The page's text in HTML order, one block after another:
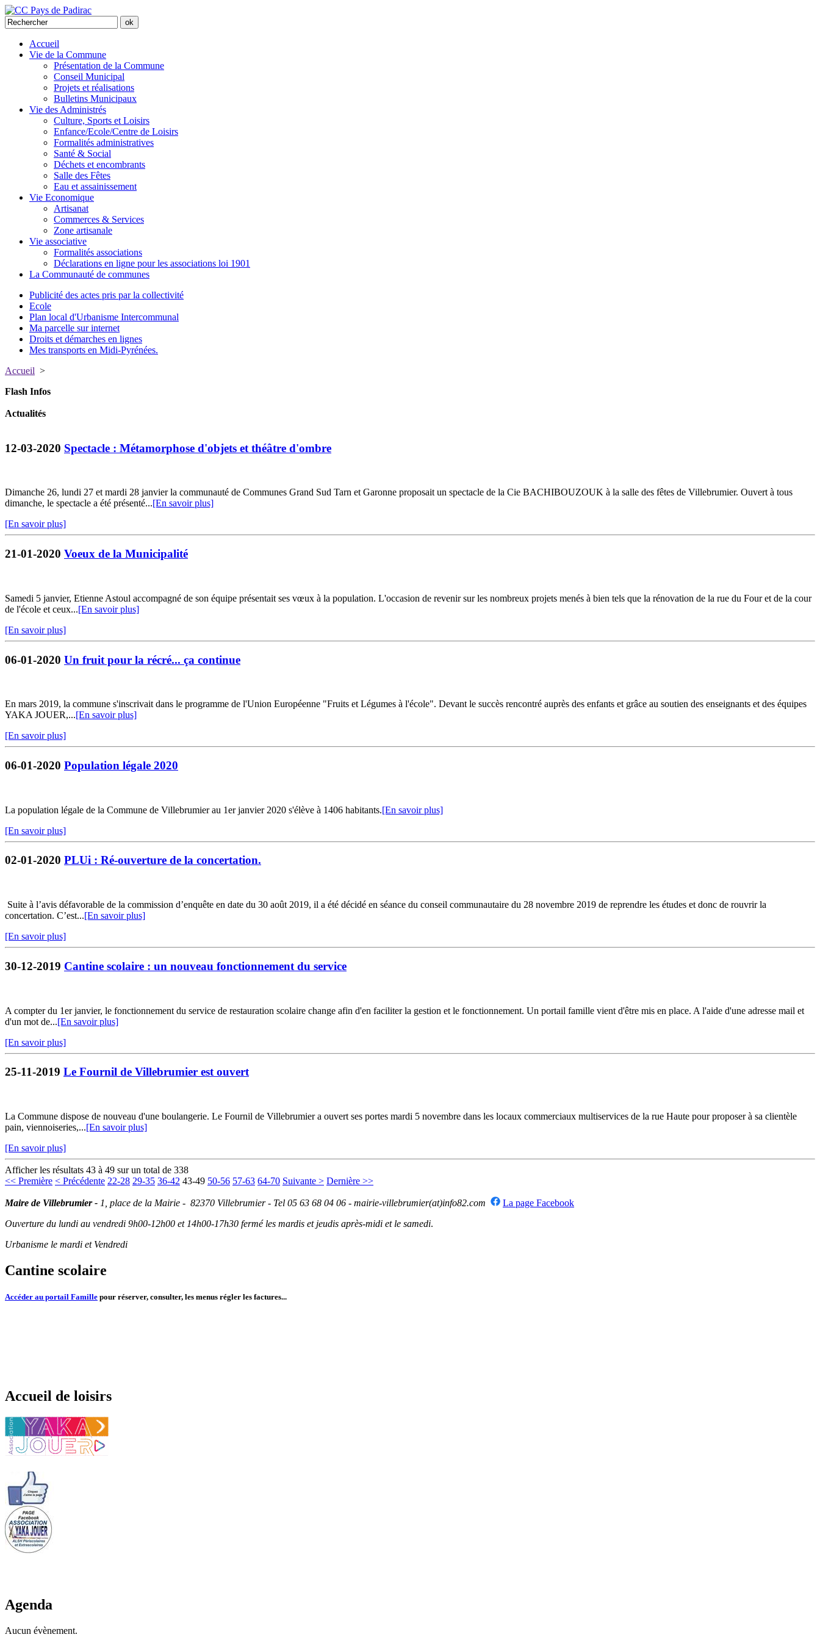
Accueil
Vie de la Commune
Présentation de la Commune
Conseil Municipal
Projets et réalisations
Bulletins Municipaux
Vie des Administrés
Culture, Sports et Loisirs
Enfance/Ecole/Centre de Loisirs
Formalités administratives
Santé & Social
Déchets et encombrants
Salle des Fêtes
Eau et assainissement
Vie Economique
Artisanat
Commerces & Services
Zone artisanale
Vie associative
Formalités associations
Déclarations en ligne pour les associations loi 1901
La Communauté de communes
Publicité des actes pris par la collectivité
Ecole
Plan local d'Urbanisme Intercommunal
Ma parcelle sur internet
Droits et démarches en lignes
Mes transports en Midi-Pyrénées.
Accueil >
Flash Infos
Actualités
12-03-2020 Spectacle : Métamorphose d'objets et théâtre d'ombre
Dimanche 26, lundi 27 et mardi 28 janvier la communauté de Communes Grand Sud Tarn et Garonne proposait un spectacle de la Cie BACHIBOUZOUK à la salle des fêtes de Villebrumier. Ouvert à tous
dimanche, le spectacle a été présenté...[En savoir plus]
[En savoir plus]
21-01-2020 Voeux de la Municipalité
Samedi 5 janvier, Etienne Astoul accompagné de son équipe présentait ses vœux à la population. L'occasion de revenir sur les nombreux projets menés à bien tels que la rénovation de la rue du Four et de la cour
de l'école et ceux...[En savoir plus]
[En savoir plus]
06-01-2020 Un fruit pour la récré... ça continue
En mars 2019, la commune s'inscrivait dans le programme de l'Union Européenne "Fruits et Légumes à l'école". Devant le succès rencontré auprès des enfants et grâce au soutien des enseignants et des équipes
YAKA JOUER,...[En savoir plus]
[En savoir plus]
06-01-2020 Population légale 2020
La population légale de la Commune de Villebrumier au 1er janvier 2020 s'élève à 1406 habitants.[En savoir plus]
[En savoir plus]
02-01-2020 PLUi : Ré-ouverture de la concertation.
Suite à l’avis défavorable de la commission d’enquête en date du 30 août 2019, il a été décidé en séance du conseil communautaire du 28 novembre 2019 de reprendre les études et donc de rouvrir la
concertation. C’est...[En savoir plus]
[En savoir plus]
30-12-2019 Cantine scolaire : un nouveau fonctionnement du service
A compter du 1er janvier, le fonctionnement du service de restauration scolaire change afin d'en faciliter la gestion et le fonctionnement. Un portail famille vient d'être mis en place. A l'aide d'une adresse mail et
d'un mot de...[En savoir plus]
[En savoir plus]
25-11-2019 Le Fournil de Villebrumier est ouvert
La Commune dispose de nouveau d'une boulangerie. Le Fournil de Villebrumier a ouvert ses portes mardi 5 novembre dans les locaux commerciaux multiservices de la rue Haute pour proposer à sa clientèle
pain, viennoiseries,...[En savoir plus]
[En savoir plus]
Afficher les résultats 43 à 49 sur un total de 338
<< Première < Précédente 22-28 29-35 36-42 43-49 50-56 57-63 64-70 Suivante > Dernière >>
Maire de Villebrumier - 1, place de la Mairie - 82370 Villebrumier - Tel 05 63 68 04 06 - mairie-villebrumier(at)info82.com
La page Facebook
Ouverture du lundi au vendredi 9h00-12h00 et 14h00-17h30 fermé les mardis et jeudis après-midi et le samedi.
Urbanisme le mardi et Vendredi
Cantine scolaire
Accéder au portail Famille pour réserver, consulter, les menus régler les factures...
Accueil de loisirs
Agenda
Aucun évènement.